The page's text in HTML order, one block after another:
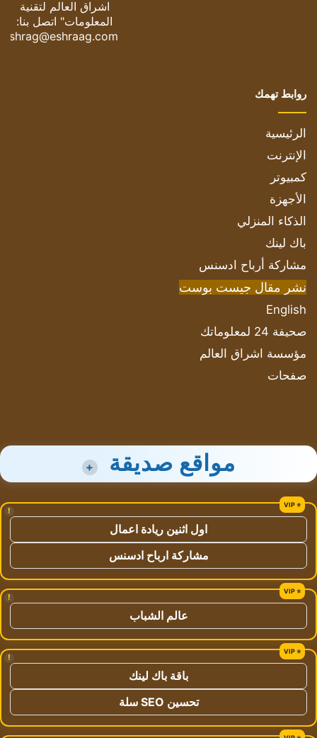
اشراق العالم لتقنية
المعلومات" اتصل بنا:
eshrag@eshraag.com
روابط تهمك
الرئيسية
الإنترنت
كمبيوتر
الأجهزة
الذكاء المنزلي
باك لينك
مشاركة أرباح ادسنس
نشر مقال جيست بوست
English
صحيفة 24 لمعلوماتك
مؤسسة اشراق العالم
صفحات
مواقع صديقة +
!
اول اثنين ريادة اعمال
مشاركة ارباح ادسنس
!
عالم الشباب
!
باقة باك لينك
تحسين SEO سلة